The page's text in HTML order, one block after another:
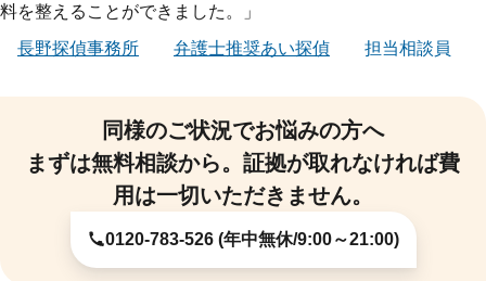
料を整えることができました。」
長野探偵事務所
弁護士推奨あい探偵 担当相談員
同様のご状況でお悩みの方へ
まずは無料相談から。証拠が取れなければ費
用は一切いただきません。
0120-783-526 (年中無休/9:00～21:00)